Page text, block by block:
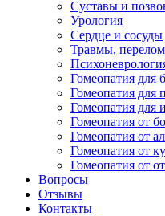
Суставы и
Урология
Сердце и сосуды
Травмы,
Гомеопатия для
Гомеопатия для
Гомеопатия для
Гомеопатия от
Гомеопатия от
Гомеопатия от
Гомеопатия от
Вопросы
Отзывы
Контакты